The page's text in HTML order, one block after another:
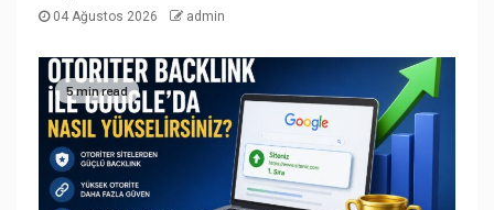
04 Ağustos 2026 admin
5 min read